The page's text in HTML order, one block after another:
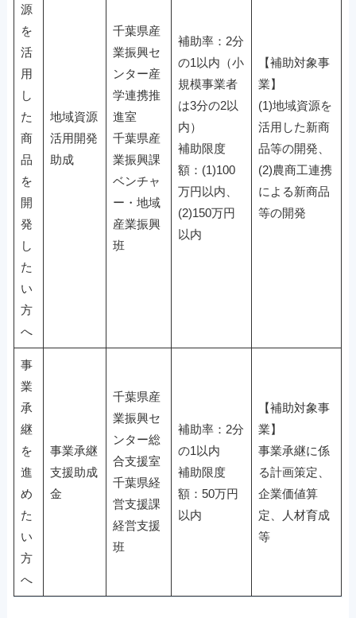
源
を
活
用
し
た
商
品
を
開
発
し
た
い
方
へ
地域資源
活用開発
助成
千葉県産
業振興セ
ンター産
学連携推
進室
千葉県産
業振興課
ベンチャ
ー・地域
産業振興
班
補助率：2分
の1以内（小
規模事業者
は3分の2以
内）
補助限度
額：(1)100
万円以内、
(2)150万円
以内
【補助対象事
業】
(1)地域資源を
活用した新商
品等の開発、
(2)農商工連携
による新商品
等の開発
事
業
承
継
を
進
め
た
い
方
へ
事業承継
支援助成
金
千葉県産
業振興セ
ンター総
合支援室
千葉県経
営支援課
経営支援
班
補助率：2分
の1以内
補助限度
額：50万円
以内
【補助対象事
業】
事業承継に係
る計画策定、
企業価値算
定、人材育成
等